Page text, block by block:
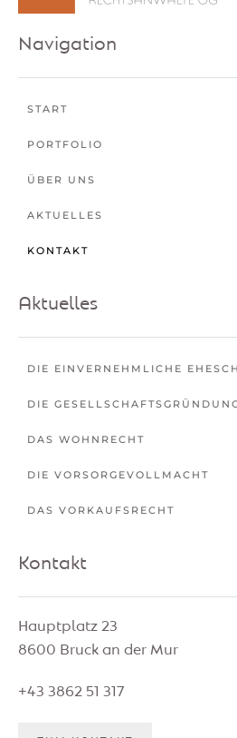
Navigation
START
PORTFOLIO
ÜBER UNS
AKTUELLES
KONTAKT
Aktuelles
DIE EINVERNEHMLICHE
DIE
DAS WOHNRECHT
DIE VORSORGEVOLLMACHT
DAS VORKAUFSRECHT
Kontakt
Hauptplatz 23
8600 Bruck an der Mur
+43 3862 51 317